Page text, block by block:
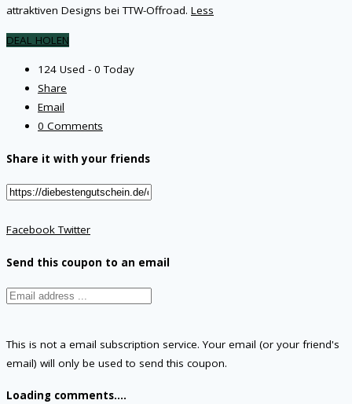
attraktiven Designs bei TTW-Offroad. Less
DEAL HOLEN
124 Used - 0 Today
Share
Email
0 Comments
Share it with your friends
FacebookTwitter
Send this coupon to an email
This is not a email subscription service. Your email (or your friend's
email) will only be used to send this coupon.
Loading comments....